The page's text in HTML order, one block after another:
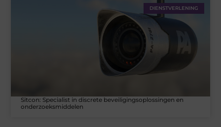
DIENSTVERLENING
Sitcon: Specialist in discrete beveiligingsoplossingen en
onderzoeksmiddelen